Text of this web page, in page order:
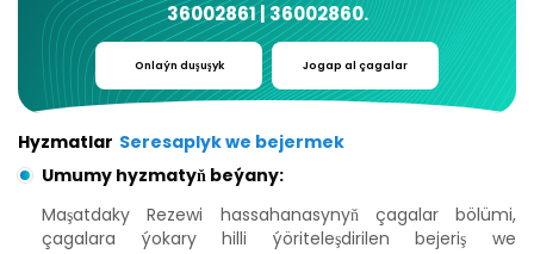
36002861 | 36002860.
Onlaýn duşuşyk Jogap al çagalar
Hyzmatlar Seresaplyk we bejermek
Umumy hyzmatyň beýany:
Maşatdaky Rezewi hassahanasynyň çagalar bölümi,
çagalara ýokary hilli ýöriteleşdirilen bejeriş we